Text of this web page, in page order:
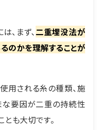
、まず、二重埋没法が
のかを理解することが
用される糸の種類、施
な要因が二重の持続性
とも大切です。